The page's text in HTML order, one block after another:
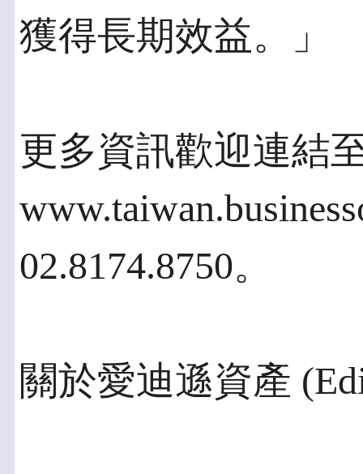
獲得長期效益。」
更多資訊歡迎連結
02.8174.8750。
關於愛迪遜資產